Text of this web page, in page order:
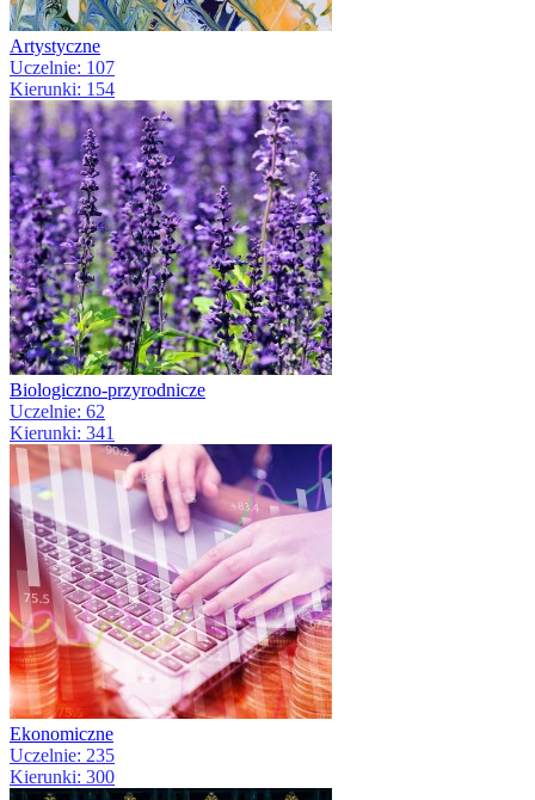
Artystyczne
Uczelnie: 107
Kierunki: 154
Biologiczno-przyrodnicze
Uczelnie: 62
Kierunki: 341
Ekonomiczne
Uczelnie: 235
Kierunki: 300